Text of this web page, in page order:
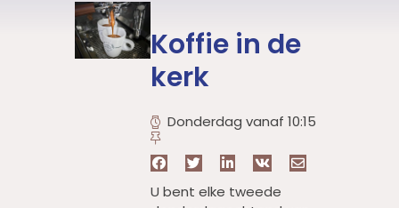
Koffie in de
kerk
Donderdag vanaf 10:15
U bent elke tweede